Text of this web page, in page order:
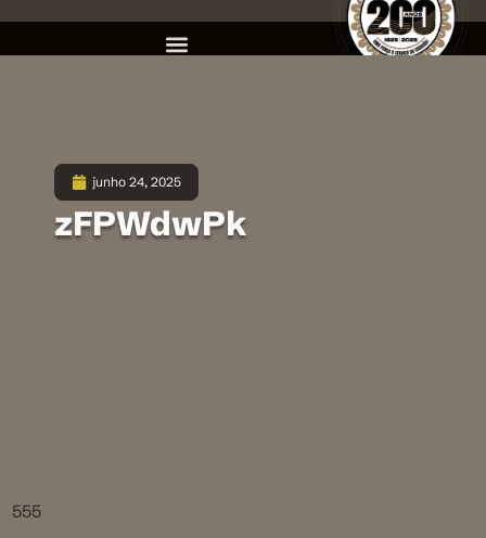
junho 24, 2025
zFPWdwPk
555